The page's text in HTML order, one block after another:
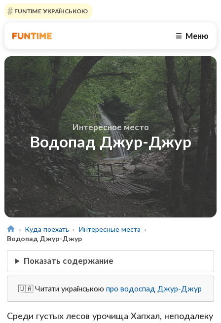
FUNTIME УКРАЇНСЬКОЮ
☰ Меню
Интересное место
Водопад Джур-Джур
Куда поехать
Интересные места
Водопад Джур-Джур
Показать содержание
🇺🇦 Читати українськоюпро водоспад Джур-Джур
Среди густых лесов урочища Хапхал, неподалеку